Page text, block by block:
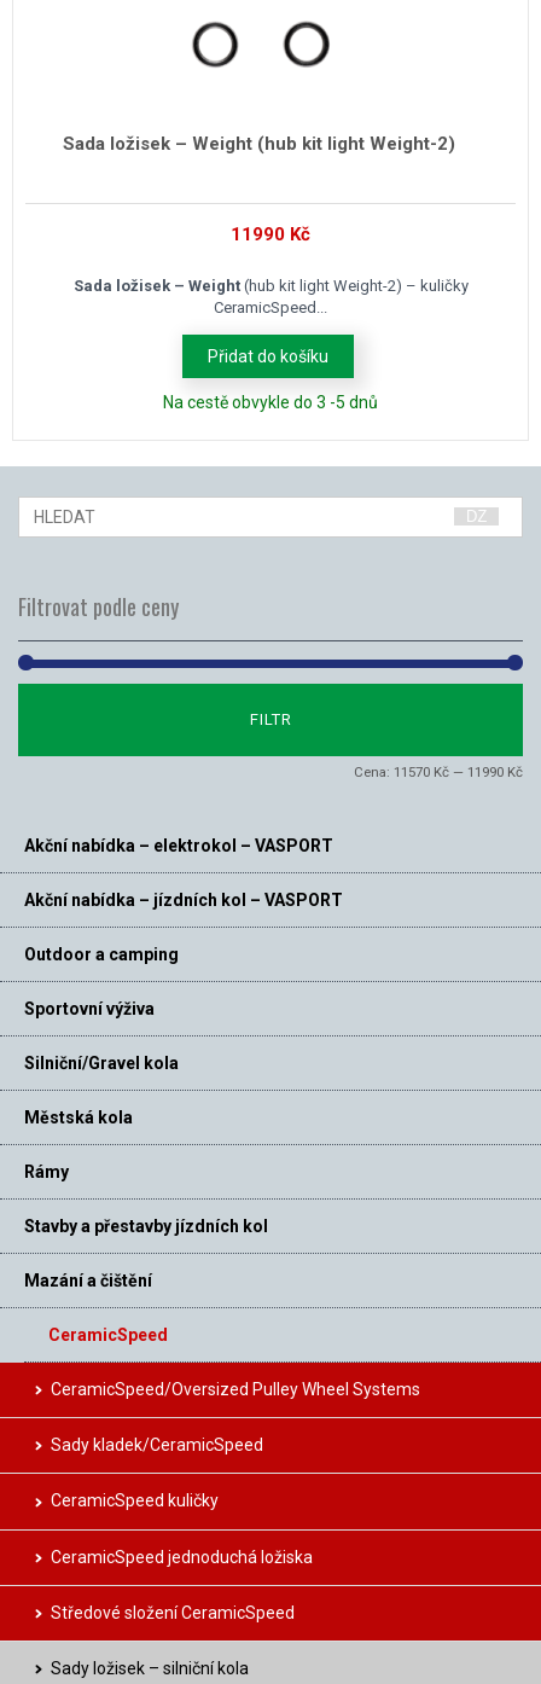
Sada ložisek – Weight (hub kit light Weight-2)
11990 Kč
Sada ložisek – Weight (hub kit light Weight-2) – kuličky
CeramicSpeed...
Přidat do košíku
Na cestě obvykle do 3 -5 dnů
Filtrovat podle ceny
FILTR
Cena: 11570 Kč — 11990 Kč
Akční nabídka – elektrokol – VASPORT
Akční nabídka – jízdních kol – VASPORT
Outdoor a camping
Sportovní výživa
Silniční/Gravel kola
Městská kola
Rámy
Stavby a přestavby jízdních kol
Mazání a čištění
CeramicSpeed
CeramicSpeed/Oversized Pulley Wheel Systems
Sady kladek/CeramicSpeed
CeramicSpeed kuličky
CeramicSpeed jednoduchá ložiska
Středové složení CeramicSpeed
Sady ložisek – silniční kola